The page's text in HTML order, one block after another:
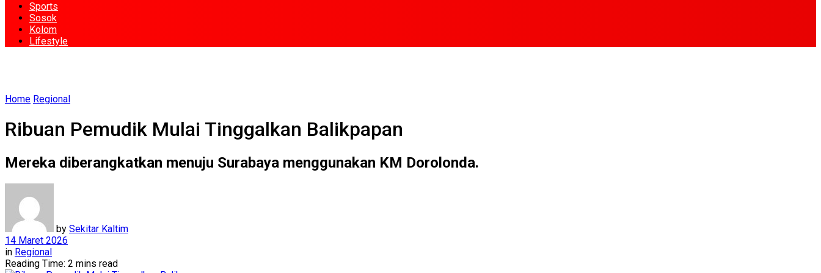
Sports
Sosok
Kolom
Lifestyle
Home Regional
Ribuan Pemudik Mulai Tinggalkan Balikpapan
Mereka diberangkatkan menuju Surabaya menggunakan KM Dorolonda.
by Sekitar Kaltim
14 Maret 2026
in Regional
Reading Time: 2 mins read